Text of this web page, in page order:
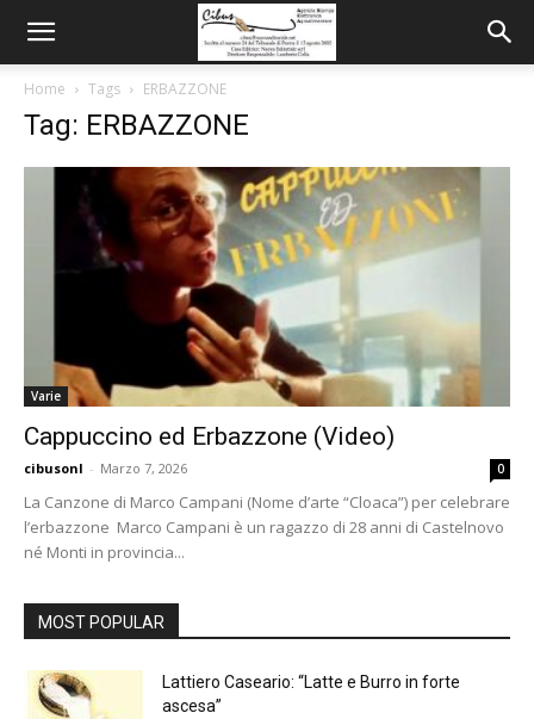
Home Tags ERBAZZONE
Tag: ERBAZZONE
Varie
Cappuccino ed Erbazzone (Video)
cibusonl - Marzo 7, 2026 0
La Canzone di Marco Campani (Nome d’arte “Cloaca”) per celebrare
l’erbazzone Marco Campani è un ragazzo di 28 anni di Castelnovo
né Monti in provincia...
MOST POPULAR
Lattiero Caseario: “Latte e Burro in forte
ascesa”